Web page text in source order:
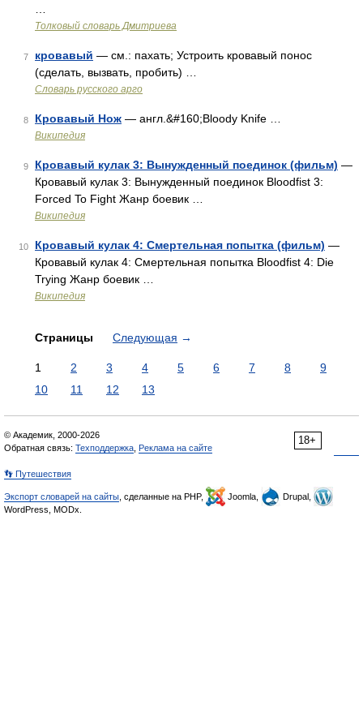
Толковый словарь Дмитриева
7 кровавый — см.: пахать; Устроить кровавый понос
(сделать, вызвать, пробить) …
Словарь русского арго
8 Кровавый Нож — англ.&#160;Bloody Knife …
Википедия
9 Кровавый кулак 3: Вынужденный поединок (фильм) —
Кровавый кулак 3: Вынужденный поединок Bloodfist 3:
Forced To Fight Жанр боевик …
Википедия
10 Кровавый кулак 4: Смертельная попытка (фильм) —
Кровавый кулак 4: Смертельная попытка Bloodfist 4: Die
Trying Жанр боевик …
Википедия
Страницы Следующая →
1 2 3 4 5 6 7 8
9
10
11 12 13
18+
© Академик, 2000-2026
Обратная связь: Техподдержка Реклама на сайте
👣 Путешествия
Экспорт словарей на сайты , сделанные на PHP, Joomla,
Drupal,
WordPress, MODx.